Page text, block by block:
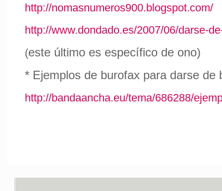
http://nomasnumeros900.blogspot.com/
http://www.dondado.es/2007/06/darse-
(este último es específico de ono)
* Ejemplos de burofax para darse de
http://bandaancha.eu/tema/686288/